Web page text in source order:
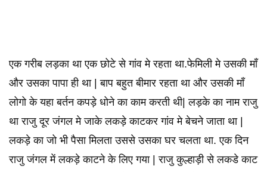
एक गरीब लड़का था एक छोटे से गांव मे रहता था.फेमिली मे उसकी माँ
और उसका पापा ही था | बाप बहुत बीमार रहता था और उसकी माँ
लोगो के यहा बर्तन कपड़े धोने का काम करती थी| लड़के का नाम राजु
था राजु दूर जंगल मे जाके लकड़े काटकर गांव मे बेचने जाता था |
लकड़े का जो भी पैसा मिलता उससे उसका घर चलता था. एक दिन
राजु जंगल में लकड़े काटने के लिए गया | राजु कुल्हाड़ी से लकडे काट